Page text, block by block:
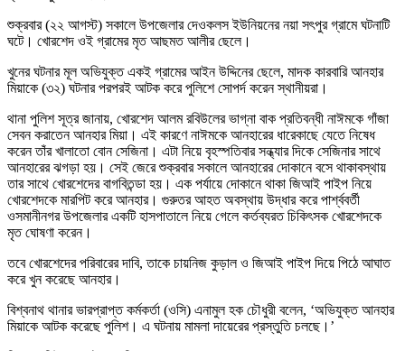
শুক্রবার (২২ আগস্ট) সকালে উপজেলার দেওকলস ইউনিয়নের নয়া সৎপুর গ্রামে ঘটনাটি
ঘটে। খোরশেদ ওই গ্রামের মৃত আছমত আলীর ছেলে।
খুনের ঘটনার মূল অভিযুক্ত একই গ্রামের আইন উদ্দিনের ছেলে, মাদক কারবারি আনহার
মিয়াকে (৩২) ঘটনার পরপরই আটক করে পুলিশে সোপর্দ করেন স্থানীয়রা।
থানা পুলিশ সূত্র জানায়, খোরশেদ আলম রবিউলের ভাগ্না বাক প্রতিবন্ধী নাঈমকে গাঁজা
সেবন করাতেন আনহার মিয়া। এই কারণে নাঈমকে আনহারের ধারেকাছে যেতে নিষেধ
করেন তাঁর খালাতো বোন সেজিনা। এটা নিয়ে বৃহস্পতিবার সন্ধ্যার দিকে সেজিনার সাথে
আনহারের ঝগড়া হয়। সেই জেরে শুক্রবার সকালে আনহারের দোকানে বসে থাকাবস্থায়
তার সাথে খোরশেদের বাগবিতন্ডা হয়। এক পর্যায়ে দোকানে থাকা জিআই পাইপ নিয়ে
খোরশেদকে মারপিট করে আনহার। গুরুতর আহত অবস্থায় উদ্ধার করে পার্শ্ববর্তী
ওসমানীনগর উপজেলার একটি হাসপাতালে নিয়ে গেলে কর্তব্যরত চিকিৎসক খোরশেদকে
মৃত ঘোষণা করেন।
তবে খোরশেদের পরিবারের দাবি, তাকে চায়নিজ কুড়াল ও জিআই পাইপ দিয়ে পিঠে আঘাত
করে খুন করেছে আনহার।
বিশ্বনাথ থানার ভারপ্রাপ্ত কর্মকর্তা (ওসি) এনামুল হক চৌধুরী বলেন, ‘অভিযুক্ত আনহার
মিয়াকে আটক করেছে পুলিশ। এ ঘটনায় মামলা দায়েরের প্রস্তুতি চলছে।’